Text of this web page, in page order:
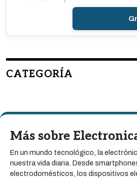
CATEGORÍA
Más sobre
En un mundo tecnológico, la
nuestra vida diaria. Desde
electrodomésticos, los dispositivos